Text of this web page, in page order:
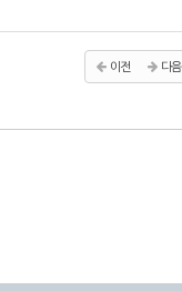
이전 다음